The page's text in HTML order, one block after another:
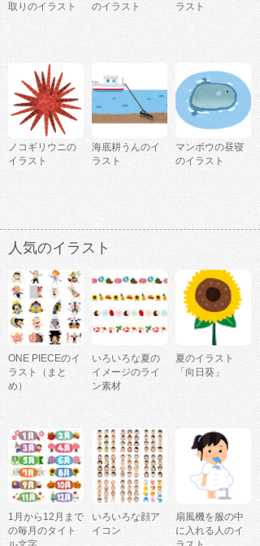
取りのイラスト
のイラスト
ラスト
ノコギリウニの
イラスト
海底耕うんのイ
ラスト
マンボウの昼寝
のイラスト
人気のイラスト
ONE PIECEのイ
ラスト（まと
め）
いろいろな夏の
イメージのライ
ン素材
夏のイラスト
「向日葵」
1月から12月まで
の毎月のタイト
いろいろな顔ア
イコン
扇風機を服の中
に入れる人のイ